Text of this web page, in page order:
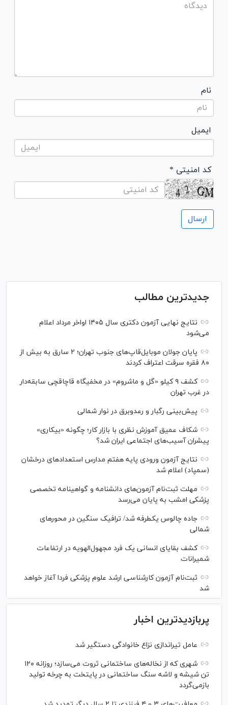
نام
ایمیل
* کد امنیتی
جدیدترین مطالب
نتایج نهایی آزمون دکتری سال ۱۴۰۵ اواخر مرداد اعلام
می‌شود
پایان جولان موبایل‌قاپ‌های جنوب تهران؛ ۲ سارق به بیش از
۸۰ فقره سرقت اعتراف کردند
کشف ۹ کیلو «گل و ماشروم» در مخفیگاه قاچاقچی سابقه‌دار
در غرب تهران
پیش‌بینی رگبار و رعدوبرق در نوار شمالی
شکاف عمیق آموزش نظری با بازار کار؛ چگونه «بیکاری»
پیشران آسیب‌های اجتماعی ایران شد؟
نتایج آزمون ورودی پایه هفتم مدارس استعدادهای درخشان
(سمپاد) اعلام شد
مهلت ثبت‌نام آزمون‌های دانشنامه و گواهینامه تخصصی
پزشکی امشب به پایان می‌رسد
جاده چالوس یکطرفه شد/ ترافیک سنگین در محورهای
شمالی
کشف بقایای انسانی یک فرد مجهول‌الهویه در ارتفاعات
شمیرانات
ثبت‌نام آزمون کارشناسی ارشد علوم پزشکی فردا آغاز خواهد
شد
پربازدیدترین اخبار
عامل تیراندازی نزاع خانوادگی دستگیر شد
شهری که از نخاله‌های ساختمانی ثروت می‌سازد؛ روزانه ۱۲۰
تن شیشه و لاشه سنگ ساختمانی در پایتخت به چرخه تولید
بازمی‌گردد